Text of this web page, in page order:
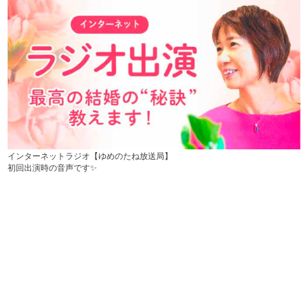
インターネットラジオ【ゆめのたね放送局】
初回出演時の音声です✨